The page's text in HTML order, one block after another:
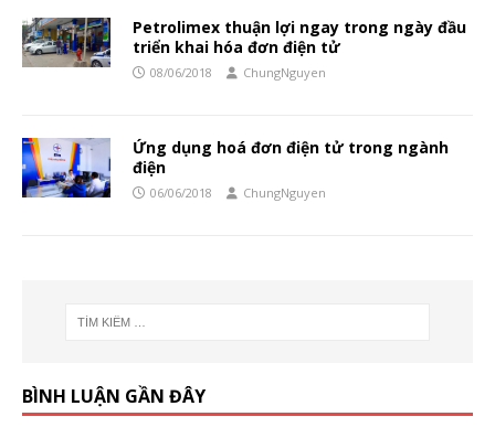
Petrolimex thuận lợi ngay trong ngày đầu
triển khai hóa đơn điện tử
08/06/2018 ChungNguyen
Ứng dụng hoá đơn điện tử trong ngành
điện
06/06/2018 ChungNguyen
BÌNH LUẬN GẦN ĐÂY